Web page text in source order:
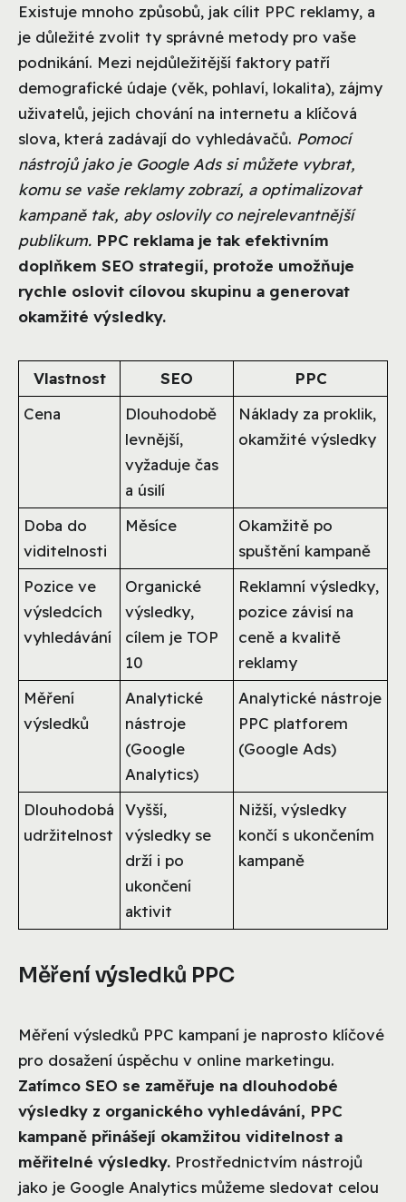
Existuje mnoho způsobů, jak cílit PPC reklamy, a
je důležité zvolit ty správné metody pro vaše
podnikání. Mezi nejdůležitější faktory patří
demografické údaje (věk, pohlaví, lokalita), zájmy
uživatelů, jejich chování na internetu a klíčová
slova, která zadávají do vyhledávačů. Pomocí
nástrojů jako je Google Ads si můžete vybrat,
komu se vaše reklamy zobrazí, a optimalizovat
kampaně tak, aby oslovily co nejrelevantnější
publikum. PPC reklama je tak efektivním
doplňkem SEO strategií, protože umožňuje
rychle oslovit cílovou skupinu a generovat
okamžité výsledky.
Vlastnost SEO
PPC
Cena
Dlouhodobě
levnější,
vyžaduje čas
a úsilí
Náklady za proklik,
okamžité výsledky
Doba do
viditelnosti
Měsíce
Okamžitě po
spuštění kampaně
Pozice ve
výsledcích
vyhledávání
Organické
výsledky,
cílem je TOP
10
Reklamní výsledky,
pozice závisí na
ceně a kvalitě
reklamy
Měření
výsledků
Analytické
nástroje
(Google
Analytics)
Analytické nástroje
PPC platforem
(Google Ads)
Dlouhodobá
udržitelnost
Vyšší,
výsledky se
drží i po
ukončení
aktivit
Nižší, výsledky
končí s ukončením
kampaně
Měření výsledků PPC
Měření výsledků PPC kampaní je naprosto klíčové
pro dosažení úspěchu v online marketingu.
Zatímco SEO se zaměřuje na dlouhodobé
výsledky z organického vyhledávání, PPC
kampaně přinášejí okamžitou viditelnost a
měřitelné výsledky. Prostřednictvím nástrojů
jako je Google Analytics můžeme sledovat celou